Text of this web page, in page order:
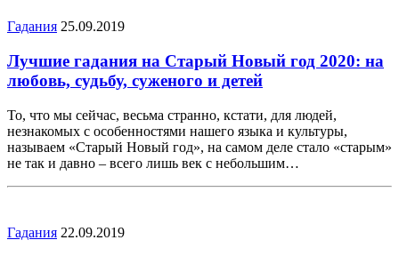
Гадания 25.09.2019
Лучшие гадания на Старый Новый год 2020: на
любовь, судьбу, суженого и детей
То, что мы сейчас, весьма странно, кстати, для людей,
незнакомых с особенностями нашего языка и культуры,
называем «Старый Новый год», на самом деле стало «старым»
не так и давно – всего лишь век с небольшим…
Гадания 22.09.2019